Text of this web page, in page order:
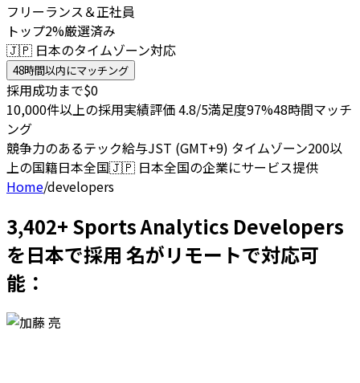
フリーランス＆正社員
トップ2%厳選済み
🇯🇵 日本のタイムゾーン対応
48時間以内にマッチング
採用成功まで$0
10,000件以上の採用実績評価 4.8/5満足度97%48時間マッチ
ング
競争力のあるテック給与JST (GMT+9) タイムゾーン200以
上の国籍日本全国🇯🇵 日本全国の企業にサービス提供
Home/developers
3,402+ Sports Analytics Developers
を日本で採用 名がリモートで対応可
能：